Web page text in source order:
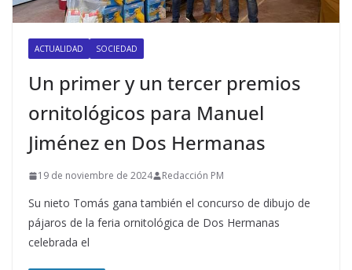
ACTUALIDAD SOCIEDAD
Un primer y un tercer premios
ornitológicos para Manuel
Jiménez en Dos Hermanas
19 de noviembre de 2024 Redacción PM
Su nieto Tomás gana también el concurso de dibujo de
pájaros de la feria ornitológica de Dos Hermanas
celebrada el